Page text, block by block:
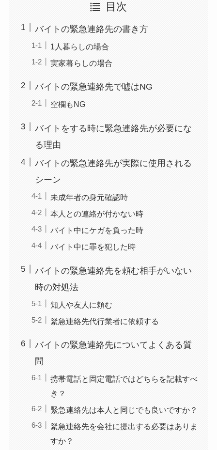
目次
バイトの緊急連絡先の書き方
1人暮らしの場合
実家暮らしの場合
バイトの緊急連絡先で嘘はNG
空欄もNG
バイトをする時に緊急連絡先が必要にな
る理由
バイトの緊急連絡先が実際に使用される
シーン
未成年者の身元確認時
本人との連絡が付かない時
バイト中にケガを負った時
バイト中に罪を犯した時
バイトの緊急連絡先を頼む相手がいない
時の対処法
知人や友人に頼む
緊急連絡先代行業者に依頼する
バイトの緊急連絡先についてよくある質
問
携帯電話と固定電話ではどちらを記載すべ
き？
緊急連絡先は本人と同じでも良いですか？
緊急連絡先を会社に提出する必要はありま
すか？